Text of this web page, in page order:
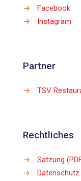
→
Facebook
→
Instagram
Partner
→ TSV
Rechtliches
→
Satzung
→
Datenschutz